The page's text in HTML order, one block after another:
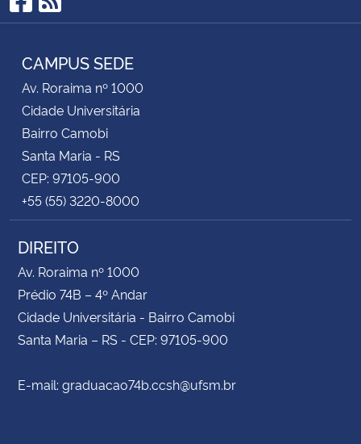
Facebook
RSS
CAMPUS SEDE
Av. Roraima nº 1000
Cidade Universitária
Bairro Camobi
Santa Maria - RS
CEP: 97105-900
+55 (55) 3220-8000
DIREITO
Av. Roraima nº 1000
Prédio 74B – 4º Andar
Cidade Universitária - Bairro Camobi
Santa Maria – RS - CEP: 97105-900
E-mail: graduacao74b.ccsh@ufsm.br